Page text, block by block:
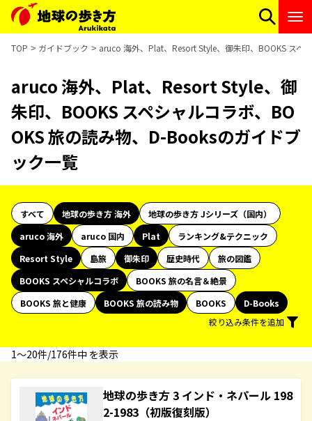
TOP ガイドブック aruco 海外、Plat、Resort Style、御朱印、BOOKS スペ
aruco 海外、Plat、Resort Style、御
朱印、BOOKS スペシャルコラボ、BO
OKS 旅の読み物、D-Booksのガイドブ
ック一覧
すべて 地球の歩き方 海外
地球の歩き方 Jシリーズ（国内）
aruco 海外
aruco 国内 Plat
ランキング&テクニック
Resort Style
島旅 御朱印 歴史時代
旅の図鑑
BOOKS スペシャルコラボ
BOOKS 旅の名言＆絶景
BOOKS 旅と健康
BOOKS 旅の読み物 BOOKS
D-Books
絞り込み条件を追加
1〜20件/176件中 を表示
地球の歩き方 3 インド・ネパール 198
2-1983（初版復刻版）